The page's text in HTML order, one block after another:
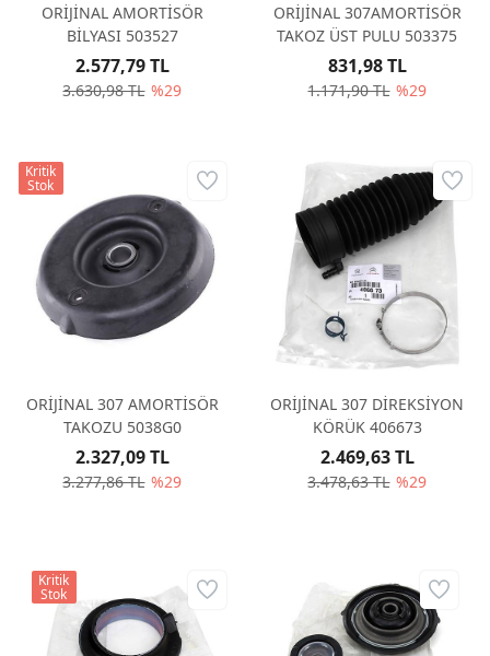
ORİJİNAL AMORTİSÖR
BİLYASI 503527
3.630,98 TL %29
2.577,79 TL
ORİJİNAL 307AMORTİSÖR
TAKOZ ÜST PULU 503375
1.171,90 TL %29
831,98 TL
ORİJİNAL 307 AMORTİSÖR
TAKOZU 5038G0
3.277,86 TL %29
2.327,09 TL
Kritik
Stok
ORİJİNAL 307 DİREKSİYON
KÖRÜK 406673
3.478,63 TL %29
2.469,63 TL
Kritik
Stok